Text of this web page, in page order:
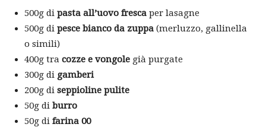
500g di pasta all’uovo fresca per lasagne
500g di pesce bianco da zuppa (merluzzo, gallinella
o simili)
400g tra cozze e vongole già purgate
300g di gamberi
200g di seppioline pulite
50g di burro
50g di farina 00